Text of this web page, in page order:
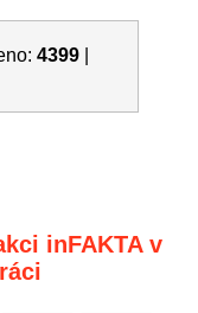
4399
inFAKTA v